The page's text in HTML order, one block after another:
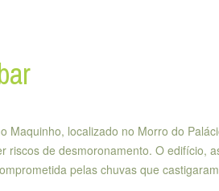
Maquinho, localizado no Morro do
de desmoronamento. O edifício,
pelas chuvas que